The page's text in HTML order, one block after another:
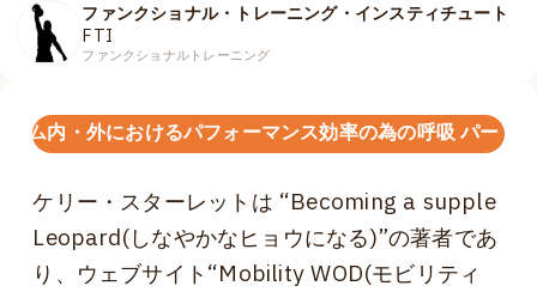
ファンクショナル・トレーニング・インスティチュート
FTI
ファンクショナルトレーニング
ジム内・外におけるパフォーマンス効率の為の呼吸 パート
ケリー・スターレットは “Becoming a supple
Leopard(しなやかなヒョウになる)”の著者であ
り、ウェブサイト“Mobility WOD(モビリティ